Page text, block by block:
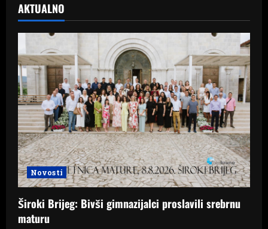
AKTUALNO
Novosti
Široki Brijeg: Bivši gimnazijalci proslavili srebrnu
maturu